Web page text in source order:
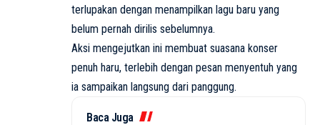
terlupakan dengan menampilkan lagu baru yang
belum pernah dirilis sebelumnya.
Aksi mengejutkan ini membuat suasana konser
penuh haru, terlebih dengan pesan menyentuh yang
ia sampaikan langsung dari panggung.
Baca Juga